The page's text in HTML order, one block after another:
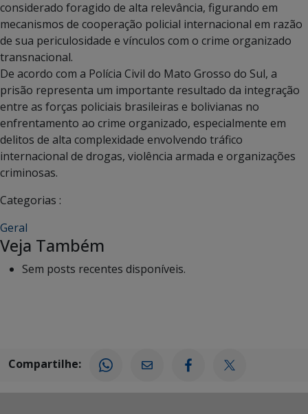
considerado foragido de alta relevância, figurando em
mecanismos de cooperação policial internacional em razão
de sua periculosidade e vínculos com o crime organizado
transnacional.
De acordo com a Polícia Civil do Mato Grosso do Sul, a
prisão representa um importante resultado da integração
entre as forças policiais brasileiras e bolivianas no
enfrentamento ao crime organizado, especialmente em
delitos de alta complexidade envolvendo tráfico
internacional de drogas, violência armada e organizações
criminosas.
Categorias :
Geral
Veja Também
Sem posts recentes disponíveis.
Compartilhe: